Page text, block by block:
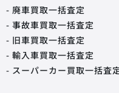
- 廃車買取一括査定
- 事故車買取一括査定
- 旧車買取一括査定
- 輸入車買取一括査定
- スーパーカー買取一括査